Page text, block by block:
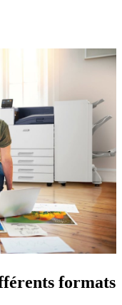
formats